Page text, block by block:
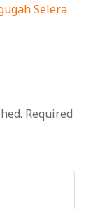
Selera
Required